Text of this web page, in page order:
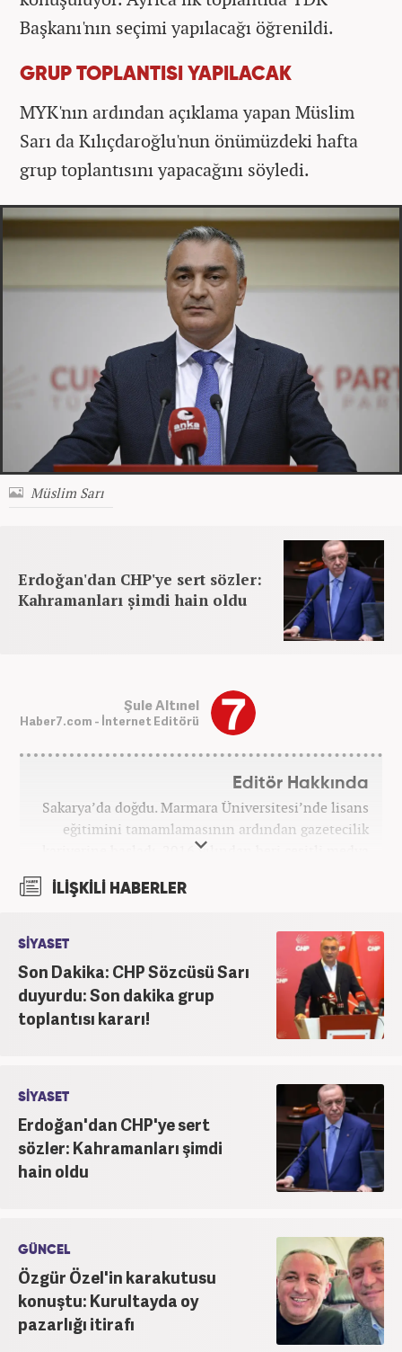
Başkanı'nın seçimi yapılacağı öğrenildi.
GRUP TOPLANTISI YAPILACAK
MYK'nın ardından açıklama yapan Müslim
Sarı da Kılıçdaroğlu'nun önümüzdeki hafta
grup toplantısını yapacağını söyledi.
Müslim Sarı
Erdoğan'dan CHP'ye sert sözler:
Kahramanları şimdi hain oldu
Şule Altınel
Haber7.com - İnternet Editörü
Editör Hakkında
Sakarya’da doğdu. Marmara Üniversitesi’nde lisans
eğitimini tamamlamasının ardından gazetecilik
kariyerine başladı. 2016 yılından beri çeşitli medya
itibaren Haber7’de ‘gündem editörü’ olarak
İLİŞKİLİ HABERLER
SİYASET
Son Dakika: CHP Sözcüsü Sarı
duyurdu: Son dakika grup
toplantısı kararı!
SİYASET
Erdoğan'dan CHP'ye sert
sözler: Kahramanları şimdi
hain oldu
GÜNCEL
Özgür Özel'in karakutusu
konuştu: Kurultayda oy
pazarlığı itirafı